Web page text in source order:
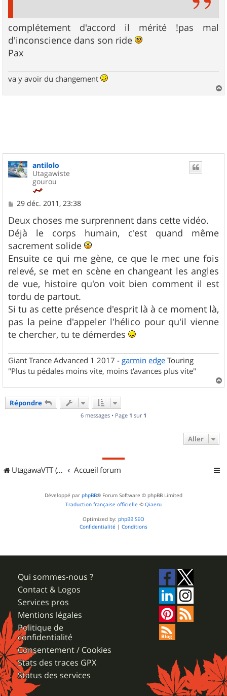
complétement d'accord il mérité !pas mal
d'inconscience dans son ride
Pax
va y avoir du changement
a
antilolo
Utagawiste
gourou
M
s
s
a
g
e
29 déc. 2011, 23:38
Deux choses me surprennent dans cette vidéo.
Déjà le corps humain, c'est quand même
sacrement solide
Ensuite ce qui me gène, ce que le mec une fois
relevé, se met en scène en changeant les angles
de vue, histoire qu'on voit bien comment il est
tordu de partout.
Si tu as cette présence d'esprit là à ce moment là,
pas la peine d'appeler l'hélico pour qu'il vienne
te chercher, tu te démerdes
Giant Trance Advanced 1 2017 - garmin edge Touring
"Plus tu pédales moins vite, moins t'avances plus vite"
a
Répondre
6 messages • Page 1 sur 1
Aller
UtagawaVTT (Randos VTT et VTTAE avec traces GPS) Accueil forum
Développé par phpBB® Forum Software © phpBB Limited
Traduction française officielle © Qiaeru
Optimized by: phpBB SEO
Confidentialité | Conditions
Qui sommes-nous ?
Contact & Logos
Services pros
Mentions légales
Politique de
confidentialité
Consentement / Cookies
Stats des traces GPX
Status des services